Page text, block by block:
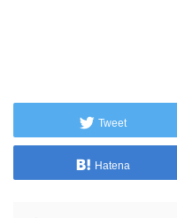
Tweet
Hatena